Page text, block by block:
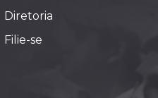
Diretoria
Filie-se